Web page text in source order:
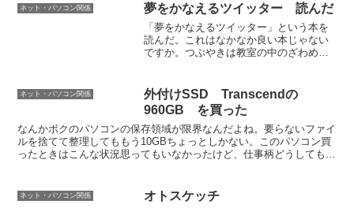
ネット・パソコン関係 夢をかなえるツイッター 読んだ
「夢をかなえるツイッター」という本を
読んだ。これはなかなか良い本じゃない
ですか。つぶやきは教室の中のざわめき
人におすすめ。（というかボクも最近に
なってようやく面白さがわ...
ネット・パソコン関係
外付けSSD Transcendの
960GB を買った
なんかボクのパソコンの保存領域が限界なんだよね。要らないファイ
ルを捨てて整理してももう10GBちょっとしかない。このパソコン買
ったときはこんな状況思ってもいなかったけど、仕事柄どうしても膨
ネット・パソコン関係 オトスケッチ